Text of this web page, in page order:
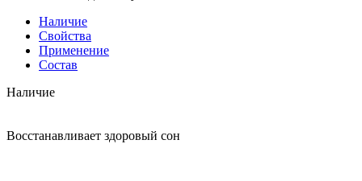
Наличие
Свойства
Применение
Состав
Наличие
Восстанавливает здоровый сон